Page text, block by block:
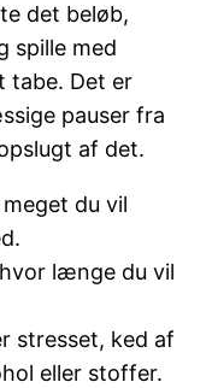
det beløb,
spille med
tabe. Det er
pauser fra
af det.
du vil
længe du vil
stresset, ked af
eller stoffer.